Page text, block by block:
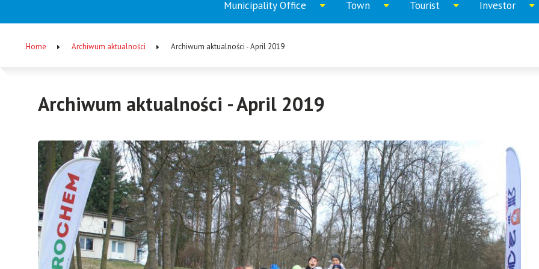
(EN)
Expand
menu
Municipality Office
Expand
menu
Town
Expand
menu
Tourist
Expand
menu
Investor
Home Archiwum aktualności Archiwum aktualności - April 2019
Archiwum aktualności - April 2019